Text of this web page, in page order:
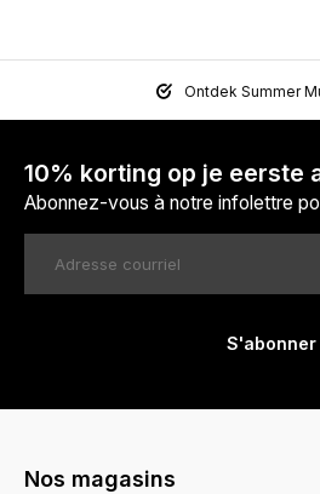
Ontdek Summer
10% korting op je eerste
Abonnez-vous à notre infolettre
S'abonner
Nos magasins